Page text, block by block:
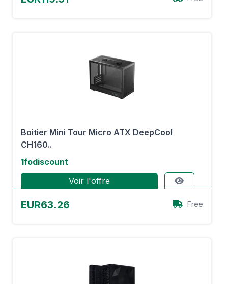
Boitier Mini Tour Micro ATX DeepCool
CH160..
1fodiscount
Voir l'offre
EUR63.26 Free